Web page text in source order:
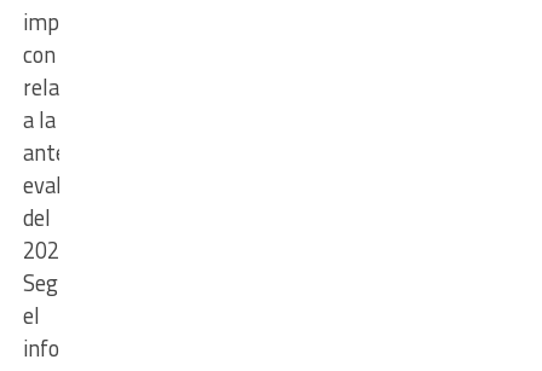
importantes
con
relación
a la
anterior
evaluación
del
2023.
Según
el
informe